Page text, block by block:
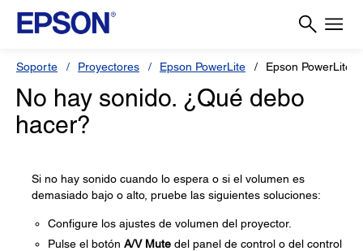
Soporte Proyectores Epson PowerLite Epson PowerLite
No hay sonido. ¿Qué debo
hacer?
Si no hay sonido cuando lo espera o si el volumen es
demasiado bajo o alto, pruebe las siguientes soluciones:
Configure los ajustes de volumen del proyector.
Pulse el botón A/V Mute del panel de control o del control